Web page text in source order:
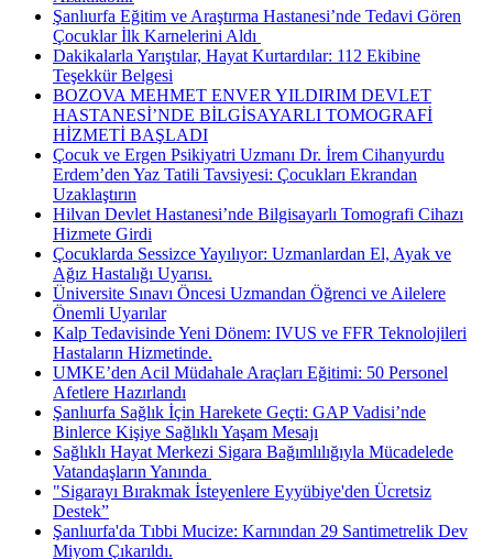
Şanlıurfa Eğitim ve Araştırma Hastanesi’nde Tedavi Gören
Çocuklar İlk Karnelerini Aldı ​
Dakikalarla Yarıştılar, Hayat Kurtardılar: 112 Ekibine
Teşekkür Belgesi
BOZOVA MEHMET ENVER YILDIRIM DEVLET
HASTANESİ’NDE BİLGİSAYARLI TOMOGRAFİ
HİZMETİ BAŞLADI
Çocuk ve Ergen Psikiyatri Uzmanı Dr. İrem Cihanyurdu
Erdem’den Yaz Tatili Tavsiyesi: Çocukları Ekrandan
Uzaklaştırın
Hilvan Devlet Hastanesi’nde Bilgisayarlı Tomografi Cihazı
Hizmete Girdi
Çocuklarda Sessizce Yayılıyor: Uzmanlardan El, Ayak ve
Ağız Hastalığı Uyarısı.
Üniversite Sınavı Öncesi Uzmandan Öğrenci ve Ailelere
Önemli Uyarılar
Kalp Tedavisinde Yeni Dönem: IVUS ve FFR Teknolojileri
Hastaların Hizmetinde.
UMKE’den Acil Müdahale Araçları Eğitimi: 50 Personel
Afetlere Hazırlandı
Şanlıurfa Sağlık İçin Harekete Geçti: GAP Vadisi’nde
Binlerce Kişiye Sağlıklı Yaşam Mesajı
Sağlıklı Hayat Merkezi Sigara Bağımlılığıyla Mücadelede
Vatandaşların Yanında ​
"Sigarayı Bırakmak İsteyenlere Eyyübiye'den Ücretsiz
Destek”
Şanlıurfa'da Tıbbi Mucize: Karnından 29 Santimetrelik Dev
Miyom Çıkarıldı.